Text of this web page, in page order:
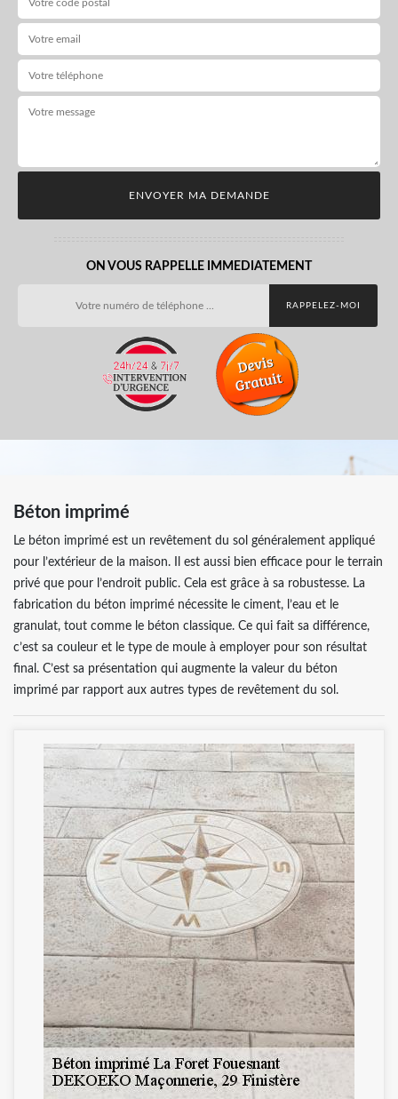
ON VOUS RAPPELLE IMMEDIATEMENT
Béton imprimé
Le béton imprimé est un revêtement du sol généralement appliqué
pour l’extérieur de la maison. Il est aussi bien efficace pour le terrain
privé que pour l’endroit public. Cela est grâce à sa robustesse. La
fabrication du béton imprimé nécessite le ciment, l’eau et le
granulat, tout comme le béton classique. Ce qui fait sa différence,
c’est sa couleur et le type de moule à employer pour son résultat
final. C’est sa présentation qui augmente la valeur du béton
imprimé par rapport aux autres types de revêtement du sol.